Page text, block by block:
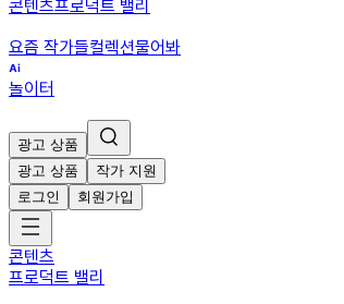
콘텐츠프로덕트 밸리
요즘 작가들컬렉션물어봐
놀이터
광고 상품
광고 상품
작가 지원
로그인
회원가입
콘텐츠
프로덕트 밸리